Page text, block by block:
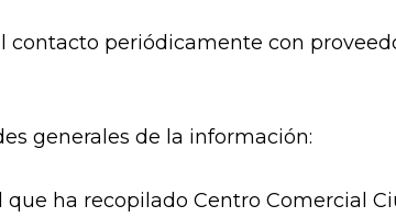
periódicamente con
generales de la información:
ha recopilado Centro Comercial